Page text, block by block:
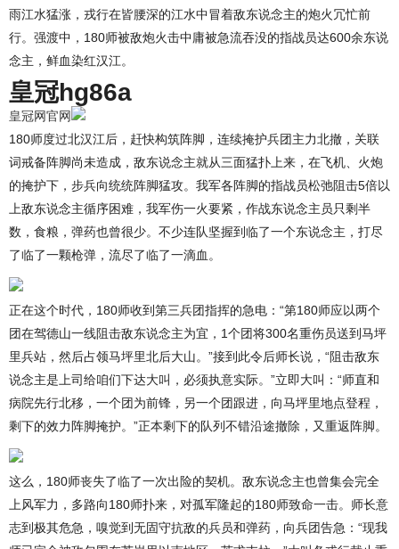
雨江水猛涨，戎行在皆腰深的江水中冒着敌东说念主的炮火冗忙前
行。强渡中，180师被敌炮火击中庸被急流吞没的指战员达600余东说
念主，鲜血染红汉江。
皇冠hg86a
皇冠网官网
180师度过北汉江后，赶快构筑阵脚，连续掩护兵团主力北撤，关联
词戒备阵脚尚未造成，敌东说念主就从三面猛扑上来，在飞机、火炮
的掩护下，步兵向统统阵脚猛攻。我军各阵脚的指战员松弛阻击5倍以
上敌东说念主循序困难，我军伤一火要紧，作战东说念主员只剩半
数，食粮，弹药也曾很少。不少连队坚握到临了一个东说念主，打尽
了临了一颗枪弹，流尽了临了一滴血。
正在这个时代，180师收到第三兵团指挥的急电：“第180师应以两个
团在驾德山一线阻击敌东说念主为宜，1个团将300名重伤员送到马坪
里兵站，然后占领马坪里北后大山。”接到此令后师长说，“阻击敌东
说念主是上司给咱们下达大叫，必须执意实际。”立即大叫：“师直和
病院先行北移，一个团为前锋，另一个团跟进，向马坪里地点登程，
剩下的效力阵脚掩护。”正本剩下的队列不错沿途撤除，又重返阵脚。
这么，180师丧失了临了一次出险的契机。敌东说念主也曾集会完全
上风军力，多路向180师扑来，对孤军隆起的180师致命一击。师长意
志到极其危急，嗅觉到无固守抗敌的兵员和弹药，向兵团告急：“现我